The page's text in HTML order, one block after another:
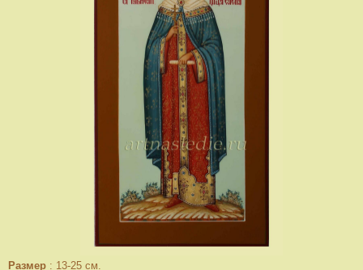
Размер : 13-25 см.